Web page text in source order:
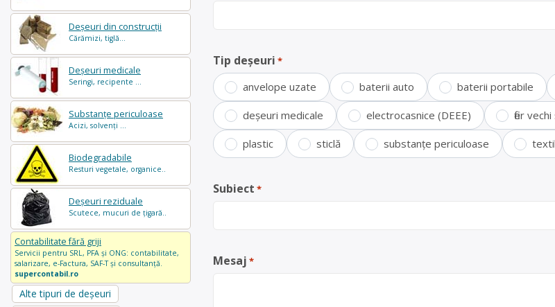
Deșeuri din construcții
Cărămizi, tiglă...
Deșeuri medicale
Seringi, recipente ...
Substanțe periculoase
Acizi, solvenți ...
Biodegradabile
Resturi vegetale, organice..
Deșeuri reziduale
Scutece, mucuri de țigară..
Contabilitate fără griji
Servicii pentru SRL, PFA și ONG: contabilitate,
salarizare, e-Factura, SAF-T și consultanță.
supercontabil.ro
Alte tipuri de deșeuri
Tip deșeuri *
anvelope uzate baterii auto baterii portabile
deșeuri medicale electrocasnice (DEEE) fier
plastic sticlă substanțe periculoase
Subiect *
Mesaj *